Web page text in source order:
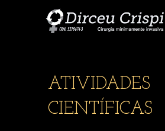
ATIVIDADES
CIENTÍFICAS